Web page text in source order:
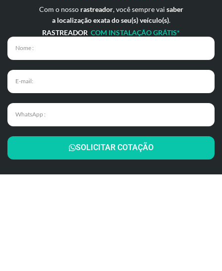
Com o nosso rastreador, você sempre vai saber
a localização exata do seu(s) veículo(s).
RASTREADOR COM INSTALAÇÃO GRÁTIS*
SOLICITAR COTAÇÃO